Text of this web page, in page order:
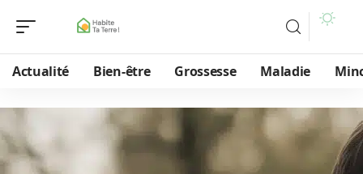
Actualité Bien-être Grossesse Maladie